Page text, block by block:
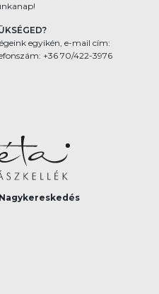
egyikén, e-mail cím:
+36 70/422-3976